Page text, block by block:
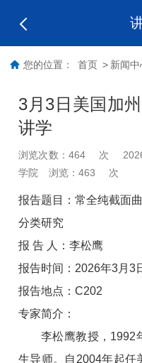
您的位置： 首页 > 新闻中
3月3日美国加
讲学
浏览次数： 464 次
学院
浏览：463 次
报告题目：常全纯截面
分类研究
报 告 人：李松鹰
报告时间：2026年3月3
报告地点：C202
专家简介：
李松鹰教授，1992
生导师。自2004年起任